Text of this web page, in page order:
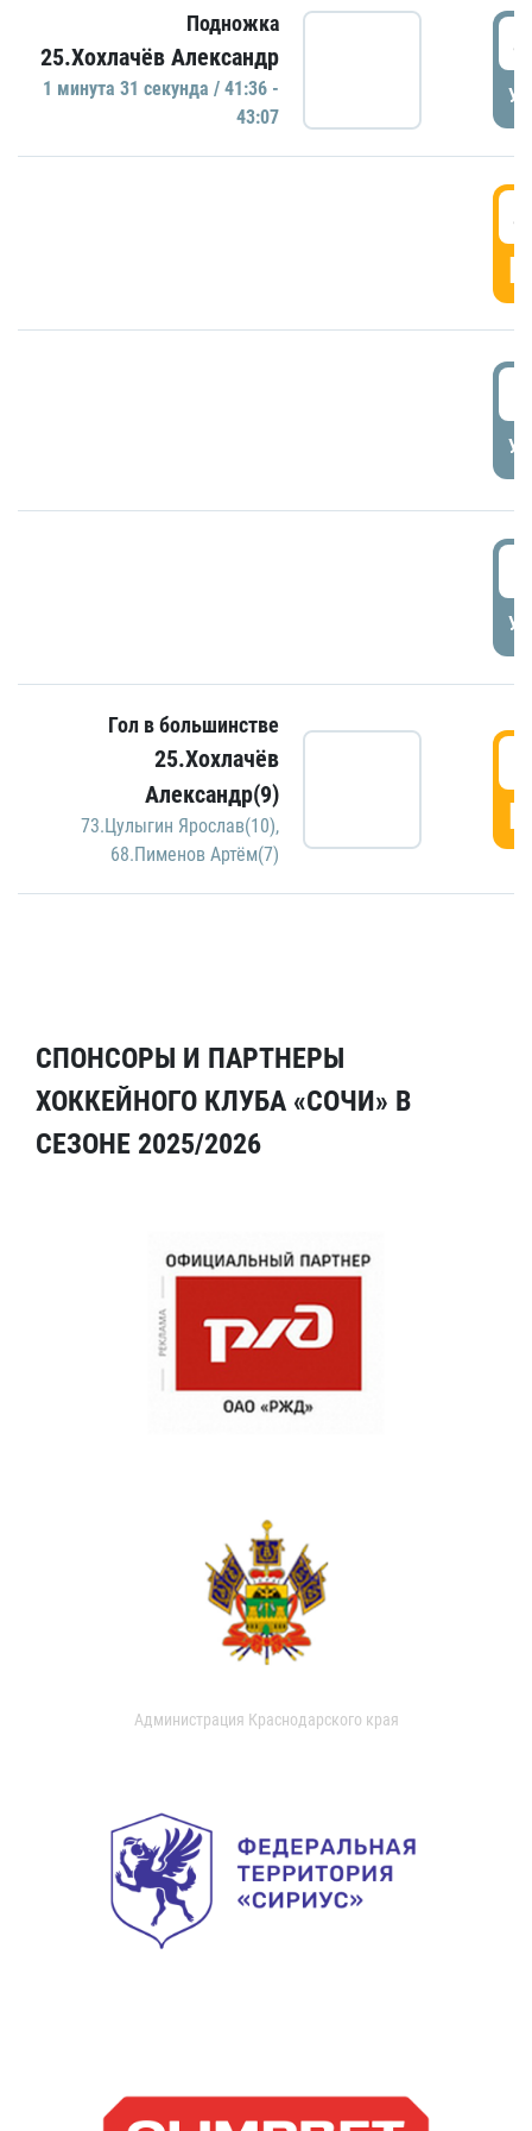
Подножка
25.Хохлачёв Александр
1 минутa 31 секундa / 41:36 -
43:07
Гол в большинстве
25.Хохлачёв
Александр(9)
73.Цулыгин Ярослав(10),
68.Пименов Артём(7)
СПОНСОРЫ И ПАРТНЕРЫ
ХОККЕЙНОГО КЛУБА «СОЧИ» В
СЕЗОНЕ 2025/2026
Администрация Краснодарского края